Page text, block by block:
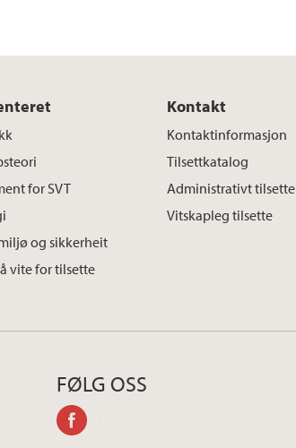
for SVT
og sikkerheit
vite for tilsette
Kontakt
Kontaktinformasjon
Tilsettkatalog
Administrativt tilsette
Vitskapleg tilsette
FØLG OSS